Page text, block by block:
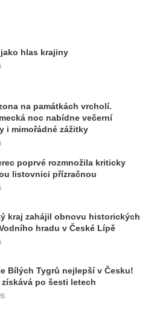
hlas krajiny
na památkách vrcholí.
noc nabídne večerní
i mimořádné zážitky
poprvé rozmnožila kriticky
listovnici přízračnou
kraj zahájil obnovu historických
hradu v České Lípě
Bílých Tygrů nejlepší v Česku!
po šesti letech